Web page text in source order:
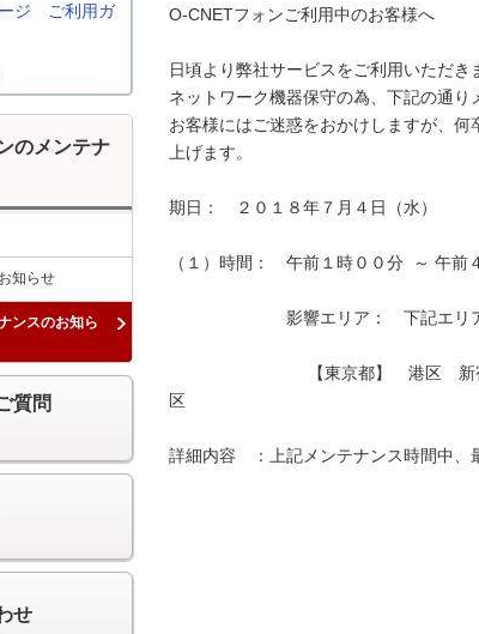
O-CNETフォンご利用中のお客様へ
日頃より弊社サービスをご利用いただき
ネットワーク機器保守の為、下記の通り
お客様にはご迷惑をおかけしますが、
上げます。
期日：　２０１８年７月４日（水）
（１）時間：　午前１時００分  ～ 午前
影響エリア：　下記エリアの
【東京都】　港区　新宿
詳細内容　：上記メンテナンス時間中、
ジ ご利用ガ
のメンテナ
知らせ
ンスのお知ら
質問
せ